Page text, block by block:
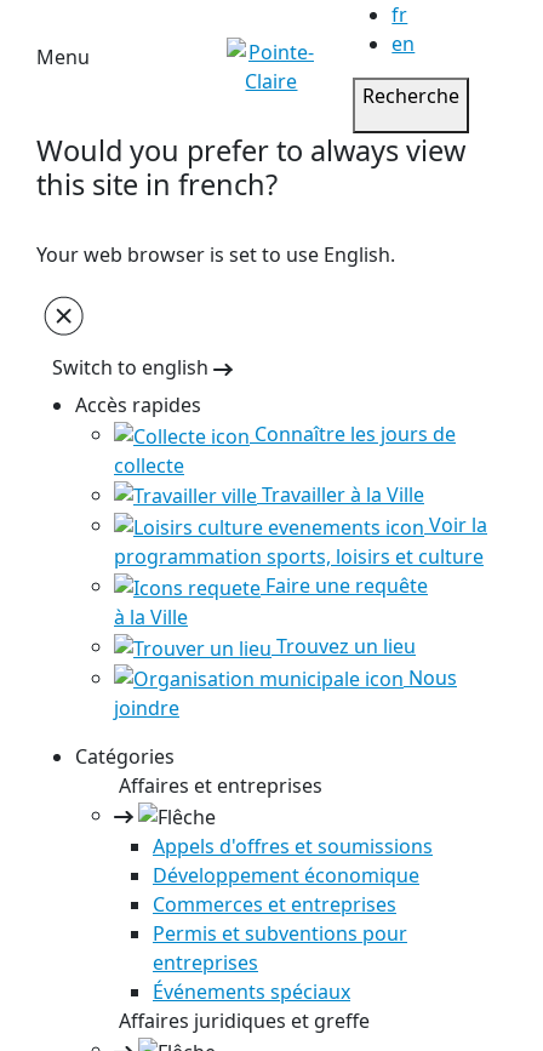
Menu
fr
en
Recherche
Would you prefer to always view
this site in french?
Your web browser is set to use English.
Switch to english
Accès rapides
Connaître les jours de
collecte
Travailler à la Ville
Voir la
programmation sports, loisirs et culture
Faire une requête
à la Ville
Trouvez un lieu
Nous
joindre
Catégories
Affaires et entreprises
Appels d'offres et soumissions
Développement économique
Commerces et entreprises
Permis et subventions pour
entreprises
Événements spéciaux
Affaires juridiques et greffe